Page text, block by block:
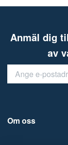
Anmäl dig
av
Om oss